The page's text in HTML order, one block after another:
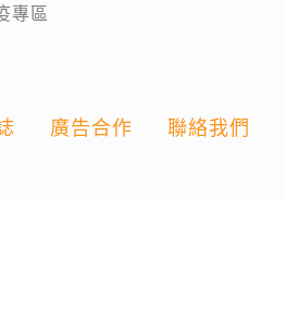
專區
廣告合作 聯絡我們